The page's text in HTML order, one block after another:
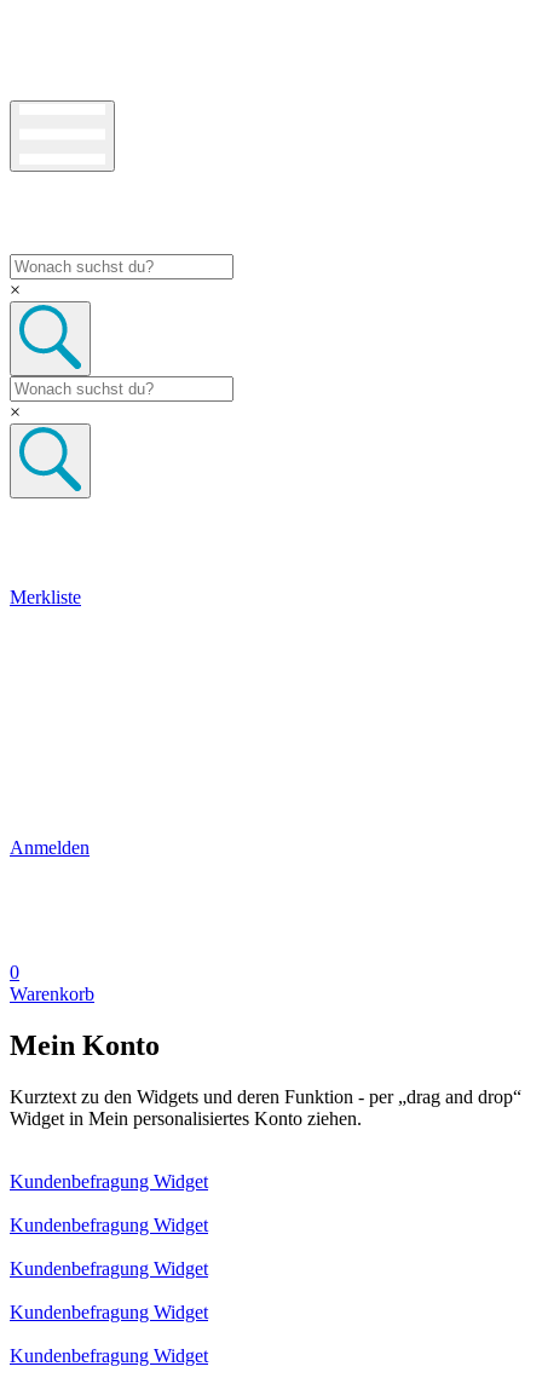
×
×
Merkliste
Anmelden
0
Warenkorb
Mein Konto
Kurztext zu den Widgets und deren Funktion - per „drag and drop“
Widget in Mein personalisiertes Konto ziehen.
Kundenbefragung Widget
Kundenbefragung Widget
Kundenbefragung Widget
Kundenbefragung Widget
Kundenbefragung Widget